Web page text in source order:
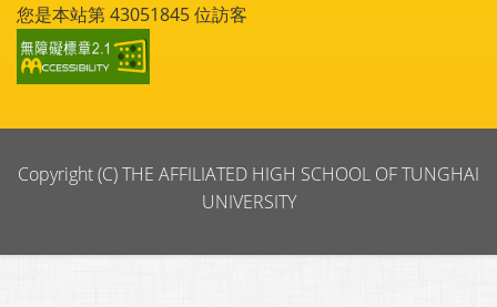
您是本站第43051845位訪客
Copyright (C) THE AFFILIATED HIGH SCHOOL OF TUNGHAI
UNIVERSITY